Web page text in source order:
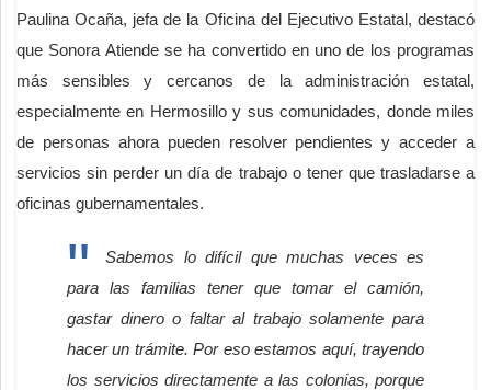
Paulina Ocaña, jefa de la Oficina del Ejecutivo Estatal, destacó
que Sonora Atiende se ha convertido en uno de los programas
más sensibles y cercanos de la administración estatal,
especialmente en Hermosillo y sus comunidades, donde miles
de personas ahora pueden resolver pendientes y acceder a
servicios sin perder un día de trabajo o tener que trasladarse a
oficinas gubernamentales.
Sabemos lo difícil que muchas veces es
para las familias tener que tomar el camión,
gastar dinero o faltar al trabajo solamente para
hacer un trámite. Por eso estamos aquí, trayendo
los servicios directamente a las colonias, porque